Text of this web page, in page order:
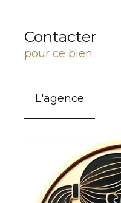
Contacter
pour ce bien
L'agence